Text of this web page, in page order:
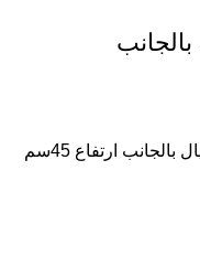
بانيو قدم كورنر 90*90*30سم بكرسى ايديال بالجانب ارتفاع 45سم